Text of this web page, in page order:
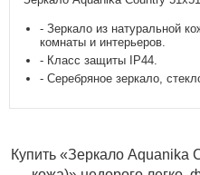
- Зеркало из натуральной
комнаты и интерьеров.
- Класс защиты IP44.
- Серебряное зеркало,
Купить «Зеркало Aquanika